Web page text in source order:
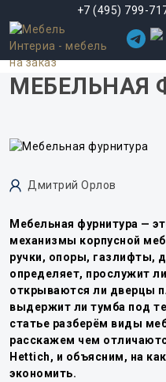
+7 (495) 799-
МЕБЕЛЬНАЯ
Дмитрий Орлов
Мебельная фурнитура —
механизмы корпусной
ручки, опоры, газлифты,
определяет, прослужит
открываются ли дверцы
выдержит ли тумба под
статье разберём виды
расскажем чем
Hettich, и объясним, на
экономить.